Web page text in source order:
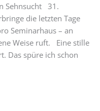
Sehnsucht 31.
die letzten Tage
Seminarhaus – an
Weise ruft. Eine stille
Das spüre ich schon